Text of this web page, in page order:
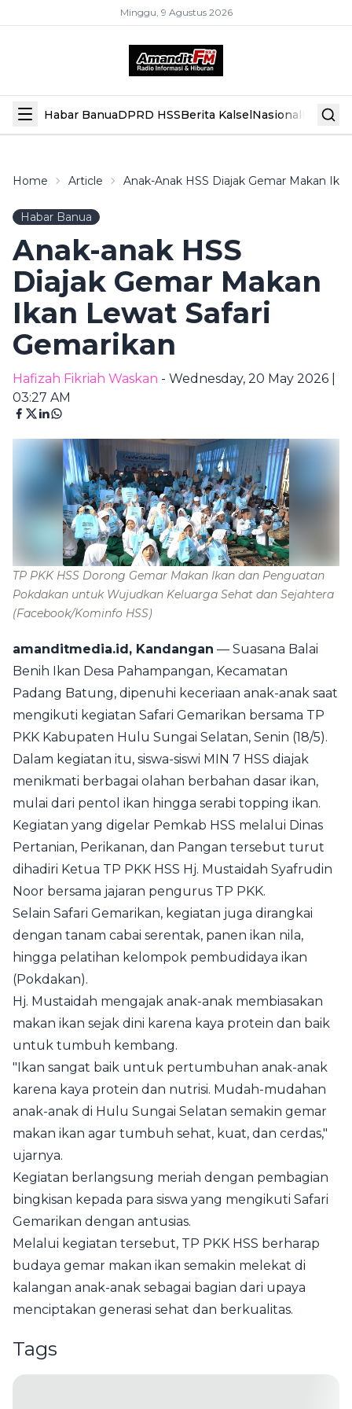
Minggu, 9 Agustus 2026
Habar BanuaDPRD HSSBerita KalselNasional Hiburan
Home Article Anak-Anak HSS Diajak Gemar Makan
Habar Banua
Anak-anak HSS
Diajak Gemar Makan
Ikan Lewat Safari
Gemarikan
Hafizah Fikriah Waskan - Wednesday, 20 May 2026 |
03:27 AM
TP PKK HSS Dorong Gemar Makan Ikan dan Penguatan
Pokdakan untuk Wujudkan Keluarga Sehat dan Sejahtera
(Facebook/Kominfo HSS)
amanditmedia.id, Kandangan — Suasana Balai
Benih Ikan Desa Pahampangan, Kecamatan
Padang Batung, dipenuhi keceriaan anak-anak saat
mengikuti kegiatan Safari Gemarikan bersama TP
PKK Kabupaten Hulu Sungai Selatan, Senin (18/5).
Dalam kegiatan itu, siswa-siswi MIN 7 HSS diajak
menikmati berbagai olahan berbahan dasar ikan,
mulai dari pentol ikan hingga serabi topping ikan.
Kegiatan yang digelar Pemkab HSS melalui Dinas
Pertanian, Perikanan, dan Pangan tersebut turut
dihadiri Ketua TP PKK HSS Hj. Mustaidah Syafrudin
Noor bersama jajaran pengurus TP PKK.
Selain Safari Gemarikan, kegiatan juga dirangkai
dengan tanam cabai serentak, panen ikan nila,
hingga pelatihan kelompok pembudidaya ikan
(Pokdakan).
Hj. Mustaidah mengajak anak-anak membiasakan
makan ikan sejak dini karena kaya protein dan baik
untuk tumbuh kembang.
"Ikan sangat baik untuk pertumbuhan anak-anak
karena kaya protein dan nutrisi. Mudah-mudahan
anak-anak di Hulu Sungai Selatan semakin gemar
makan ikan agar tumbuh sehat, kuat, dan cerdas,"
ujarnya.
Kegiatan berlangsung meriah dengan pembagian
bingkisan kepada para siswa yang mengikuti Safari
Gemarikan dengan antusias.
Melalui kegiatan tersebut, TP PKK HSS berharap
budaya gemar makan ikan semakin melekat di
kalangan anak-anak sebagai bagian dari upaya
menciptakan generasi sehat dan berkualitas.
Tags